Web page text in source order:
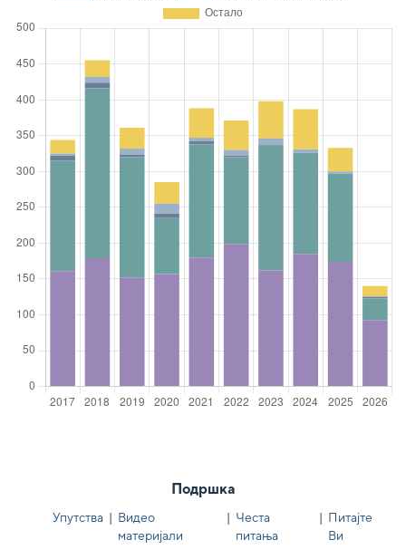
Подршка
Упутства | Видео
материјали
| Честа
питања
| Питајте
Ви